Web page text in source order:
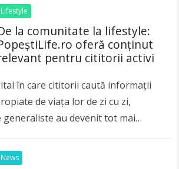
Lifestyle
la comunitate la lifestyle:
oferă conținut
pentru cititorii activi
în care cititorii caută informații
de viața lor de zi cu zi,
au devenit tot mai
News